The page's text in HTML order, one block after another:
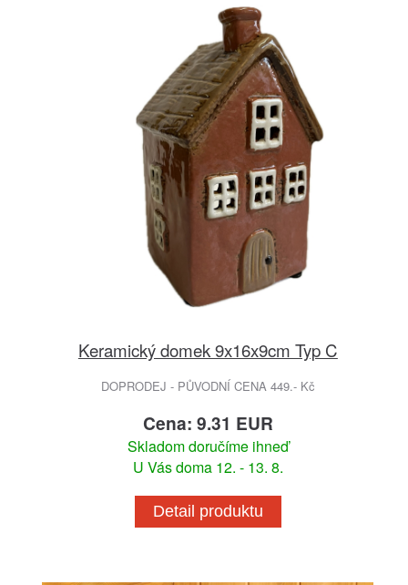
Keramický domek 9x16x9cm Typ C
DOPRODEJ - PŮVODNÍ CENA 449.- Kč
Cena: 9.31 EUR
Skladom doručíme ihneď
U Vás doma 12. - 13. 8.
Detail produktu